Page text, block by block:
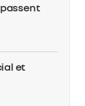
et